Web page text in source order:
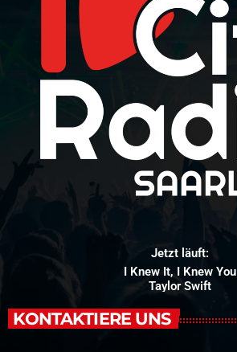
Jetzt läuft:
I Knew It, I Knew You
Taylor Swift
KONTAKTIERE UNS